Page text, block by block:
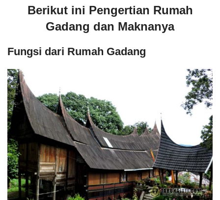
Berikut ini Pengertian Rumah
Gadang dan Maknanya
Fungsi dari Rumah Gadang